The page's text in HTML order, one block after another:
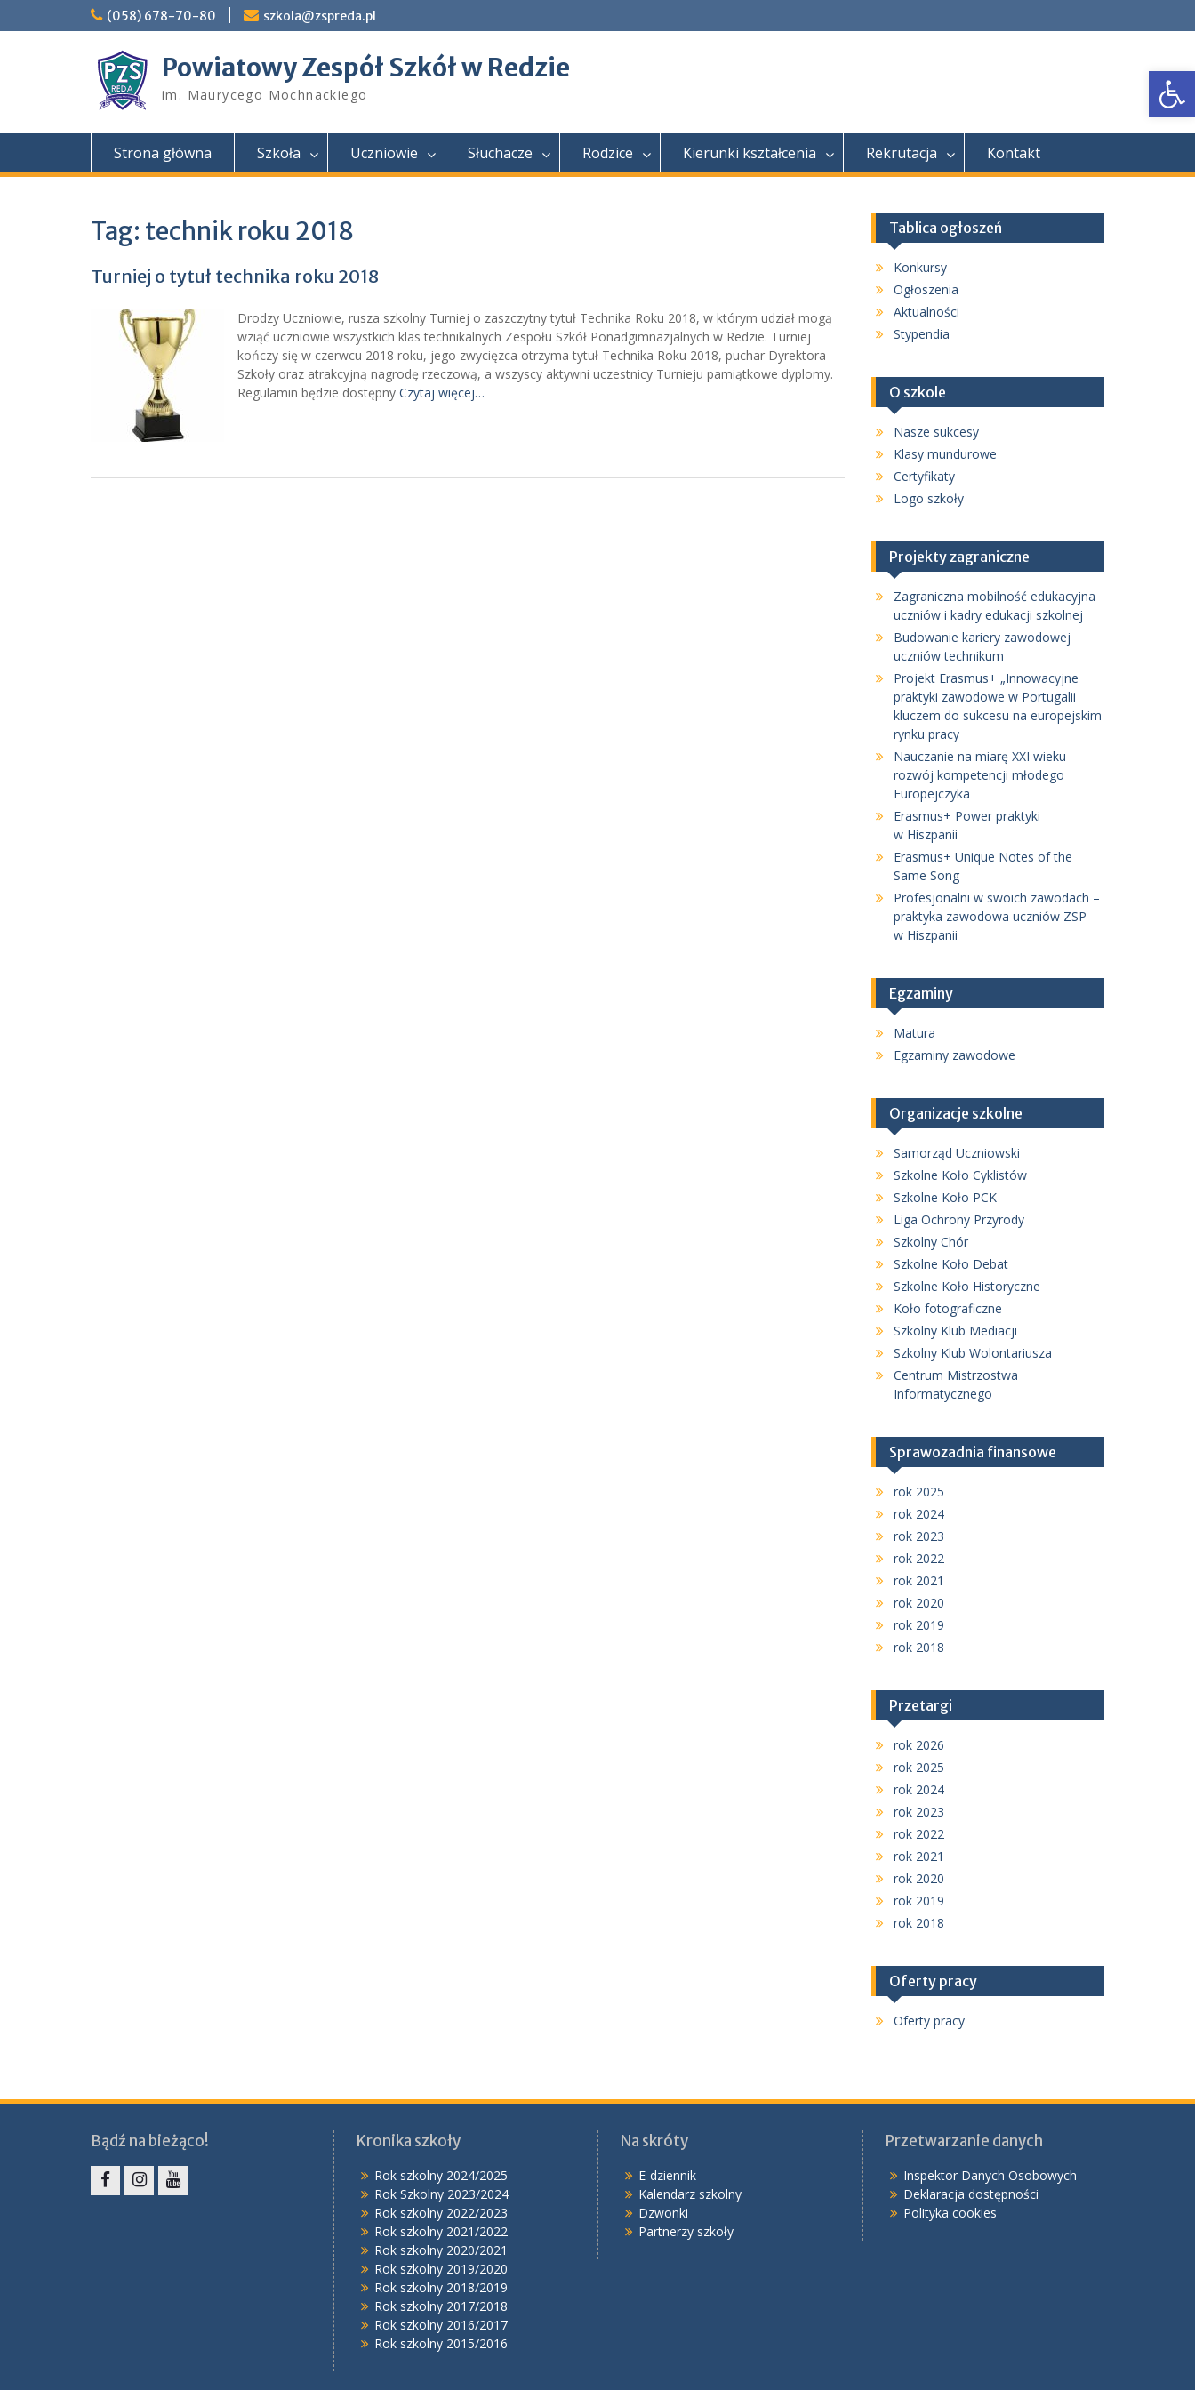
to
(058) 678-70-80 szkola@zspreda.pl
Powiatowy Zespół Szkół w Redzie
im. Maurycego Mochnackiego
Strona główna Szkoła Uczniowie Słuchacze Rodzice Kierunki kształcenia Rekrutacja Kontakt
Tag: technik roku 2018
Turniej o tytuł technika roku 2018
Drodzy Uczniowie, rusza szkolny Turniej o zaszczytny tytuł Technika Roku 2018, w którym udział mogą
wziąć uczniowie wszystkich klas technikalnych Zespołu Szkół Ponadgimnazjalnych w Redzie. Turniej
kończy się w czerwcu 2018 roku, jego zwycięzca otrzyma tytuł Technika Roku 2018, puchar Dyrektora
Szkoły oraz atrakcyjną nagrodę rzeczową, a wszyscy aktywni uczestnicy Turnieju pamiątkowe dyplomy.
Regulamin będzie dostępny Czytaj więcej…
Tablica ogłoszeń
Konkursy
Ogłoszenia
Aktualności
Stypendia
O szkole
Nasze sukcesy
Klasy mundurowe
Certyfikaty
Logo szkoły
Projekty zagraniczne
Zagraniczna mobilność edukacyjna
uczniów i kadry edukacji szkolnej
Budowanie kariery zawodowej
uczniów technikum
Projekt Erasmus+ „Innowacyjne
praktyki zawodowe w Portugalii
kluczem do sukcesu na europejskim
rynku pracy
Nauczanie na miarę XXI wieku –
rozwój kompetencji młodego
Europejczyka
Erasmus+ Power praktyki
w Hiszpanii
Erasmus+ Unique Notes of the
Same Song
Profesjonalni w swoich zawodach –
praktyka zawodowa uczniów ZSP
w Hiszpanii
Egzaminy
Matura
Egzaminy zawodowe
Organizacje szkolne
Samorząd Uczniowski
Szkolne Koło Cyklistów
Szkolne Koło PCK
Liga Ochrony Przyrody
Szkolny Chór
Szkolne Koło Debat
Szkolne Koło Historyczne
Koło fotograficzne
Szkolny Klub Mediacji
Szkolny Klub Wolontariusza
Centrum Mistrzostwa
Informatycznego
Sprawozadnia finansowe
rok 2025
rok 2024
rok 2023
rok 2022
rok 2021
rok 2020
rok 2019
rok 2018
Przetargi
rok 2026
rok 2025
rok 2024
rok 2023
rok 2022
rok 2021
rok 2020
rok 2019
rok 2018
Oferty pracy
Oferty pracy
Bądź na bieżąco! Kronika szkoły
Rok szkolny 2024/2025
Rok Szkolny 2023/2024
Rok szkolny 2022/2023
Rok szkolny 2021/2022
Rok szkolny 2020/2021
Rok szkolny 2019/2020
Rok szkolny 2018/2019
Rok szkolny 2017/2018
Rok szkolny 2016/2017
Rok szkolny 2015/2016
Na skróty
E-dziennik
Kalendarz szkolny
Dzwonki
Partnerzy szkoły
Przetwarzanie danych
Inspektor Danych Osobowych
Deklaracja dostępności
Polityka cookies